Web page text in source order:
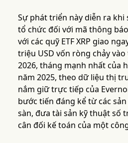
Sự phát triển này diễn ra khi
tổ chức đối với mã thông
với các quỹ ETF XRP giao
triệu USD vốn ròng chảy
2026, tháng mạnh nhất của
năm 2025, theo dữ liệu thị
nắm giữ trực tiếp của
bước tiến đáng kể từ các
sàn, đưa tài sản kỹ thuật số
cân đối kế toán của một